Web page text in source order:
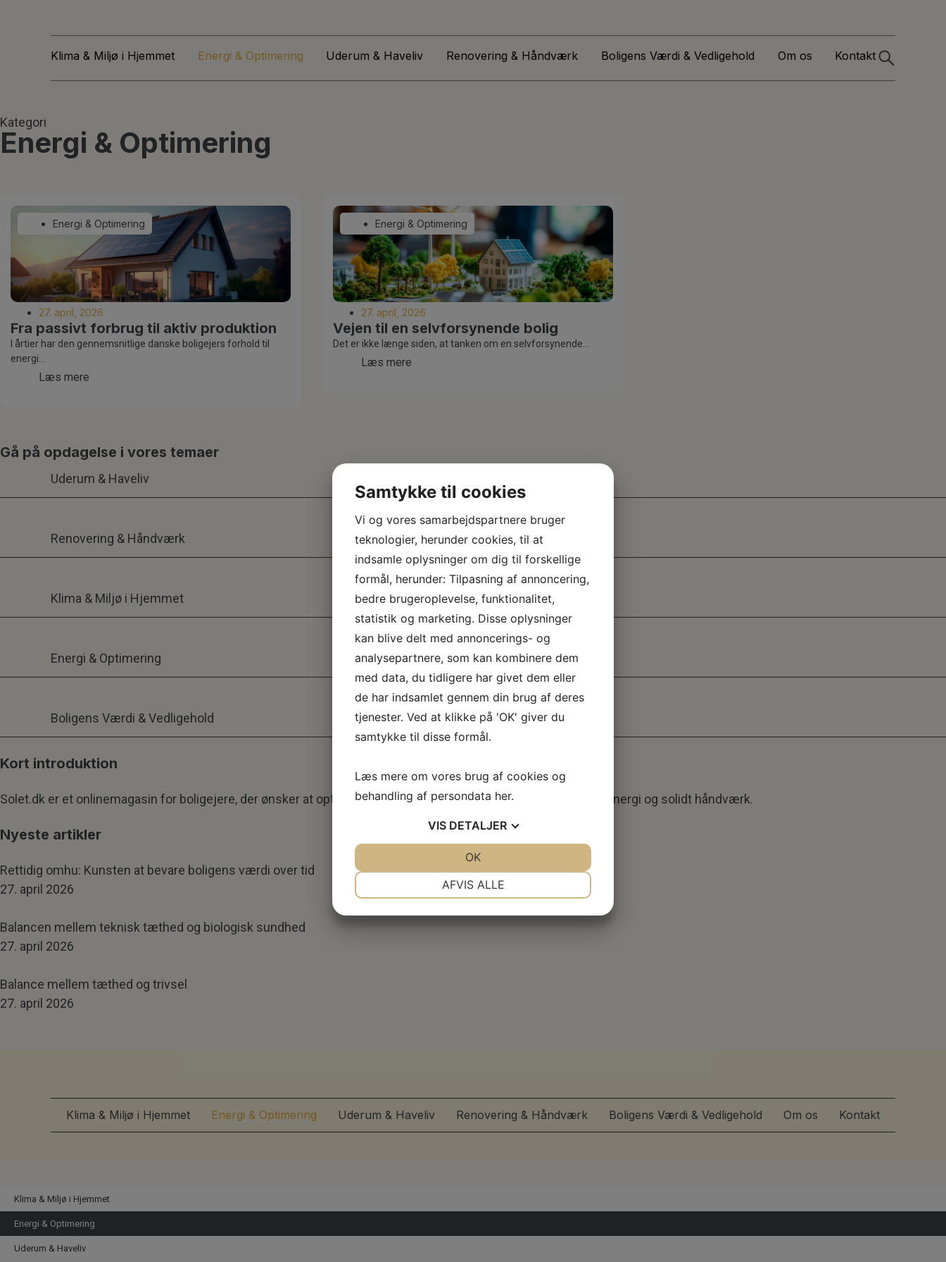
Klima & Miljø i Hjemmet Energi & Optimering Uderum & Haveliv Renovering & Håndværk Boligens Værdi & Vedligehold Om os Kontakt
Kategori
Energi & Optimering
Energi & Optimering
27. april, 2026
Fra passivt forbrug til aktiv produktion
I årtier har den gennemsnitlige danske boligejers forhold til
energi...
Læs mere
Energi & Optimering
27. april, 2026
Vejen til en selvforsynende bolig
Det er ikke længe siden, at tanken om en selvforsynende...
Læs mere
Gå på opdagelse i vores temaer
Uderum & Haveliv
Renovering & Håndværk
Klima & Miljø i Hjemmet
Energi & Optimering
Boligens Værdi & Vedligehold
Kort introduktion
Solet.dk er et onlinemagasin for boligejere, der ønsker at optimere deres hjem med fokus på bæredygtighed, energi og solidt håndværk.
Nyeste artikler
Rettidig omhu: Kunsten at bevare boligens værdi over tid
27. april 2026
Balancen mellem teknisk tæthed og biologisk sundhed
27. april 2026
Balance mellem tæthed og trivsel
27. april 2026
Klima & Miljø i Hjemmet Energi & Optimering Uderum & Haveliv Renovering & Håndværk Boligens Værdi & Vedligehold Om os Kontakt
Klima & Miljø i Hjemmet
Energi & Optimering
Uderum & Haveliv
Samtykke til cookies
Vi og vores samarbejdspartnere bruger
teknologier, herunder cookies, til at
indsamle oplysninger om dig til forskellige
formål, herunder: Tilpasning af annoncering,
bedre brugeroplevelse, funktionalitet,
statistik og marketing. Disse oplysninger
kan blive delt med annoncerings- og
analysepartnere, som kan kombinere dem
med data, du tidligere har givet dem eller
de har indsamlet gennem din brug af deres
tjenester. Ved at klikke på 'OK' giver du
samtykke til disse formål.
Læs mere om vores brug af cookies og
behandling af persondata her.
VIS DETALJER
AFVIS ALLE
OK